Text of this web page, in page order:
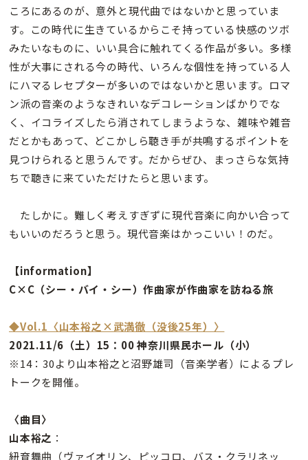
ころにあるのが、意外と現代曲ではないかと思っていま
す。この時代に生きているからこそ持っている快感のツボ
みたいなものに、いい具合に触れてくる作品が多い。多様
性が大事にされる今の時代、いろんな個性を持っている人
にハマるレセプターが多いのではないかと思います。ロマ
ン派の音楽のようなきれいなデコレーションばかりでな
く、イコライズしたら消されてしまうような、雑味や雑音
だとかもあって、どこかしら聴き手が共鳴するポイントを
見つけられると思うんです。だからぜひ、まっさらな気持
ちで聴きに来ていただけたらと思います。
たしかに。難しく考えすぎずに現代音楽に向かい合って
もいいのだろうと思う。現代音楽はかっこいい！のだ。
【information】
C×C（シー・バイ・シー）作曲家が作曲家を訪ねる旅
◆Vol.1〈山本裕之×武満徹（没後25年）〉
2021.11/6（土）15：00 神奈川県民ホール（小）
※14：30より山本裕之と沼野雄司（音楽学者）によるプレ
トークを開催。
〈曲目〉
山本裕之 ：
紐育舞曲（ヴァイオリン、ピッコロ、バス・クラリネッ